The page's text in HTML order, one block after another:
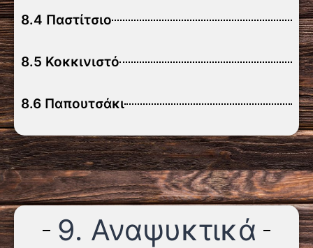
8.4 Παστίτσιο
8.5 Κοκκινιστό
8.6 Παπουτσάκι
9. Αναψυκτικά